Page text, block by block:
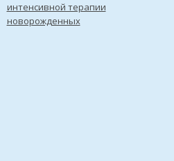
интенсивной терапии
новорожденных